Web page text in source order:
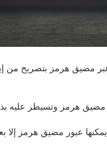
عبر مضيق هرمز بتصريح من
مضيق هرمز وتسيطر عليه
عبور مضيق هرمز إلا